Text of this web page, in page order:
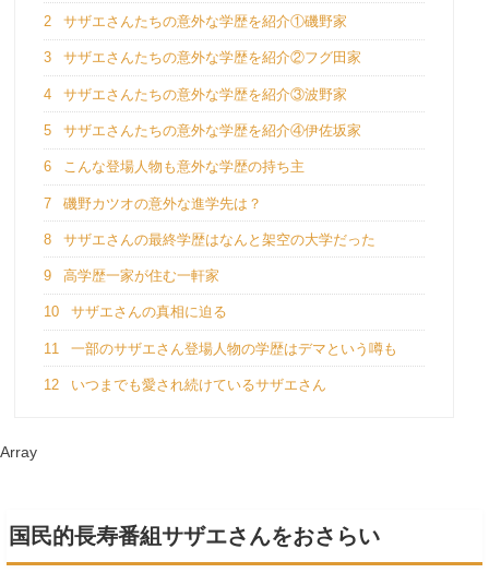
2 サザエさんたちの意外な学歴を紹介①磯野家
3 サザエさんたちの意外な学歴を紹介②フグ田家
4 サザエさんたちの意外な学歴を紹介③波野家
5 サザエさんたちの意外な学歴を紹介④伊佐坂家
6 こんな登場人物も意外な学歴の持ち主
7 磯野カツオの意外な進学先は？
8 サザエさんの最終学歴はなんと架空の大学だった
9 高学歴一家が住む一軒家
10 サザエさんの真相に迫る
11 一部のサザエさん登場人物の学歴はデマという噂も
12 いつまでも愛され続けているサザエさん
Array
国民的長寿番組サザエさんをおさらい